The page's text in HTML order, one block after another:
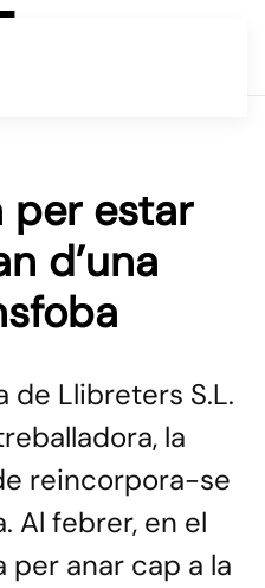
per estar
d’una
de Llibreters S.L.
la
reincorpora-se
Al febrer, en el
anar cap a la